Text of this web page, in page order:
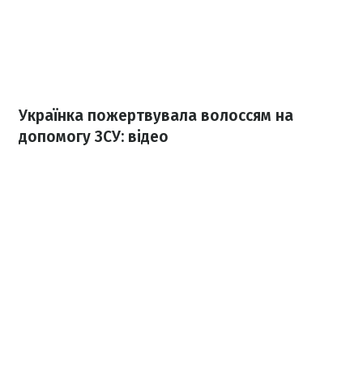
Українка пожертвувала волоссям на
допомогу ЗСУ: відео